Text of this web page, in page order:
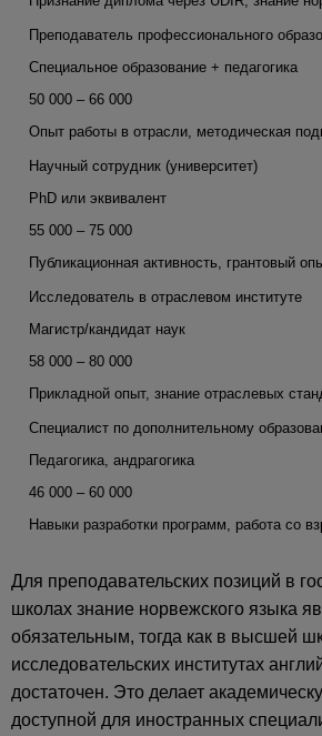
Преподаватель профессионального
Специальное образование + педагогика
50 000 – 66 000
Опыт работы в отрасли, методическая
Научный сотрудник (университет)
PhD или эквивалент
55 000 – 75 000
Публикационная активность, грантовый
Исследователь в отраслевом институте
Магистр/кандидат наук
58 000 – 80 000
Прикладной опыт, знание отраслевых
Специалист по дополнительному
Педагогика, андрагогика
46 000 – 60 000
Навыки разработки программ, работа со
Для преподавательских позиций в
школах знание норвежского языка
обязательным, тогда как в высшей
исследовательских институтах
достаточен. Это делает
доступной для иностранных